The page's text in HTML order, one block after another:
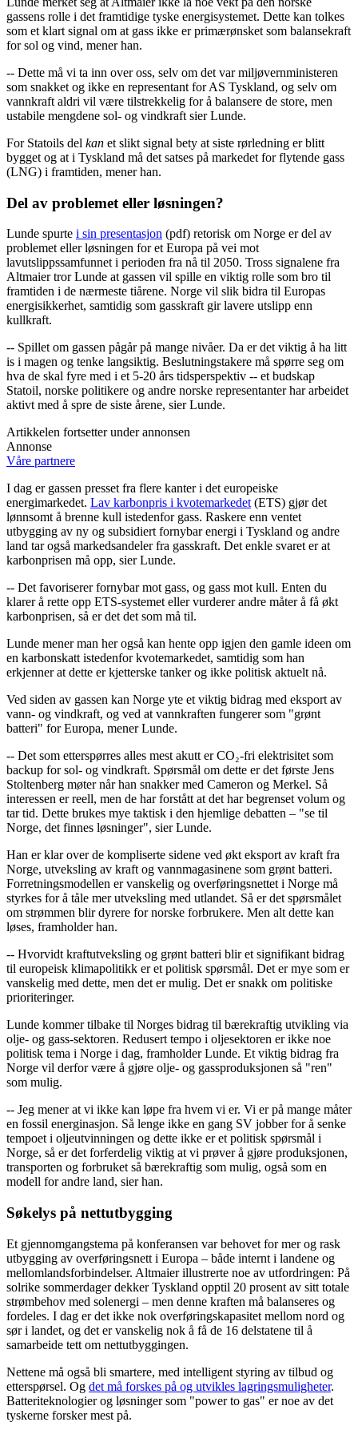
gassens rolle i det framtidige tyske energisystemet. Dette kan tolkes
som et klart signal om at gass ikke er primærønsket som balansekraft
for sol og vind, mener han.
-- Dette må vi ta inn over oss, selv om det var miljøvernministeren
som snakket og ikke en representant for AS Tyskland, og selv om
vannkraft aldri vil være tilstrekkelig for å balansere de store, men
ustabile mengdene sol- og vindkraft sier Lunde.
For Statoils del kan et slikt signal bety at siste rørledning er blitt
bygget og at i Tyskland må det satses på markedet for flytende gass
(LNG) i framtiden, mener han.
Del av problemet eller løsningen?
Lunde spurte i sin presentasjon (pdf) retorisk om Norge er del av
problemet eller løsningen for et Europa på vei mot
lavutslippssamfunnet i perioden fra nå til 2050. Tross signalene fra
Altmaier tror Lunde at gassen vil spille en viktig rolle som bro til
framtiden i de nærmeste tiårene. Norge vil slik bidra til Europas
energisikkerhet, samtidig som gasskraft gir lavere utslipp enn
kullkraft.
-- Spillet om gassen pågår på mange nivåer. Da er det viktig å ha litt
is i magen og tenke langsiktig. Beslutningstakere må spørre seg om
hva de skal fyre med i et 5-20 års tidsperspektiv -- et budskap
Statoil, norske politikere og andre norske representanter har arbeidet
aktivt med å spre de siste årene, sier Lunde.
Artikkelen fortsetter under annonsen
Annonse
Våre partnere
I dag er gassen presset fra flere kanter i det europeiske
energimarkedet. Lav karbonpris i kvotemarkedet (ETS) gjør det
lønnsomt å brenne kull istedenfor gass. Raskere enn ventet
utbygging av ny og subsidiert fornybar energi i Tyskland og andre
land tar også markedsandeler fra gasskraft. Det enkle svaret er at
karbonprisen må opp, sier Lunde.
-- Det favoriserer fornybar mot gass, og gass mot kull. Enten du
klarer å rette opp ETS-systemet eller vurderer andre måter å få økt
karbonprisen, så er det det som må til.
Lunde mener man her også kan hente opp igjen den gamle ideen om
en karbonskatt istedenfor kvotemarkedet, samtidig som han
erkjenner at dette er kjetterske tanker og ikke politisk aktuelt nå.
Ved siden av gassen kan Norge yte et viktig bidrag med eksport av
vann- og vindkraft, og ved at vannkraften fungerer som "grønt
batteri" for Europa, mener Lunde.
-- Det som etterspørres alles mest akutt er CO₂-fri elektrisitet som
backup for sol- og vindkraft. Spørsmål om dette er det første Jens
Stoltenberg møter når han snakker med Cameron og Merkel. Så
interessen er reell, men de har forstått at det har begrenset volum og
tar tid. Dette brukes mye taktisk i den hjemlige debatten – "se til
Norge, det finnes løsninger", sier Lunde.
Han er klar over de kompliserte sidene ved økt eksport av kraft fra
Norge, utveksling av kraft og vannmagasinene som grønt batteri.
Forretningsmodellen er vanskelig og overføringsnettet i Norge må
styrkes for å tåle mer utveksling med utlandet. Så er det spørsmålet
om strømmen blir dyrere for norske forbrukere. Men alt dette kan
løses, framholder han.
-- Hvorvidt kraftutveksling og grønt batteri blir et signifikant bidrag
til europeisk klimapolitikk er et politisk spørsmål. Det er mye som er
vanskelig med dette, men det er mulig. Det er snakk om politiske
prioriteringer.
Lunde kommer tilbake til Norges bidrag til bærekraftig utvikling via
olje- og gass-sektoren. Redusert tempo i oljesektoren er ikke noe
politisk tema i Norge i dag, framholder Lunde. Et viktig bidrag fra
Norge vil derfor være å gjøre olje- og gassproduksjonen så "ren"
som mulig.
-- Jeg mener at vi ikke kan løpe fra hvem vi er. Vi er på mange måter
en fossil energinasjon. Så lenge ikke en gang SV jobber for å senke
tempoet i oljeutvinningen og dette ikke er et politisk spørsmål i
Norge, så er det forferdelig viktig at vi prøver å gjøre produksjonen,
transporten og forbruket så bærekraftig som mulig, også som en
modell for andre land, sier han.
Søkelys på nettutbygging
Et gjennomgangstema på konferansen var behovet for mer og rask
utbygging av overføringsnett i Europa – både internt i landene og
mellomlandsforbindelser. Altmaier illustrerte noe av utfordringen: På
solrike sommerdager dekker Tyskland opptil 20 prosent av sitt totale
strømbehov med solenergi – men denne kraften må balanseres og
fordeles. I dag er det ikke nok overføringskapasitet mellom nord og
sør i landet, og det er vanskelig nok å få de 16 delstatene til å
samarbeide tett om nettutbyggingen.
Nettene må også bli smartere, med intelligent styring av tilbud og
etterspørsel. Og det må forskes på og utvikles lagringsmuligheter.
Batteriteknologier og løsninger som "power to gas" er noe av det
tyskerne forsker mest på.